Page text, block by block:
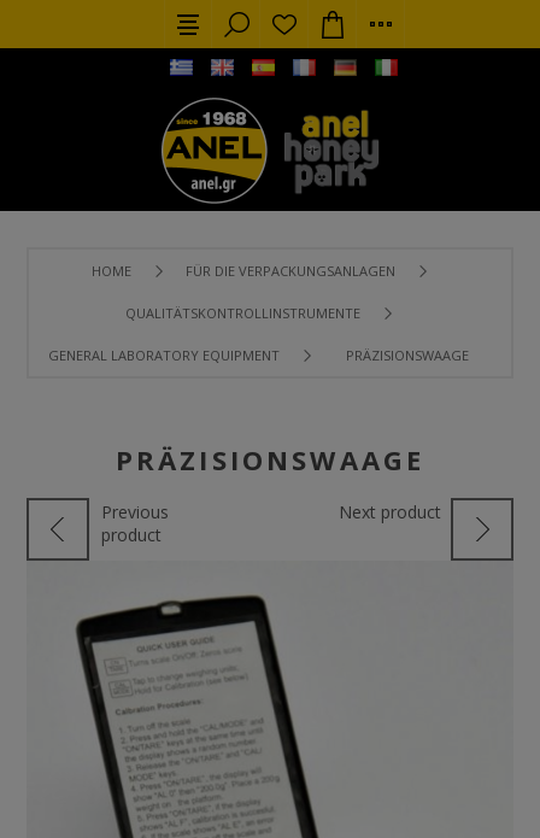
HOME FÜR DIE VERPACKUNGSANLAGEN
QUALITÄTSKONTROLLINSTRUMENTE
GENERAL LABORATORY EQUIPMENT PRÄZISIONSWAAGE
PRÄZISIONSWAAGE
Previous
product
Next product